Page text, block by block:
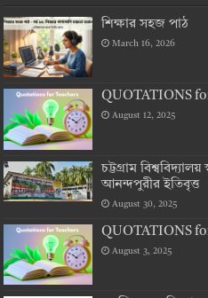
শিক্ষার সহজ পাঠ
March 16, 2026
QUOTATIONS
August 12, 2025
চট্টগ্রাম
আনন্দপুরীর ইতিবৃত্ত
August 30, 2025
QUOTATIONS
August 3, 2025